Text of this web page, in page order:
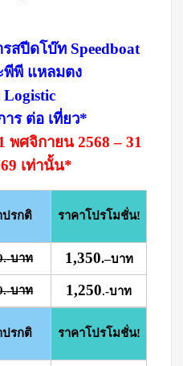
สปีดโบ๊ท Speedboat
พีพี แหลมตง
Logistic
ร ต่อ เที่ยว*
พศจิกายน 2568 – 31
เท่านั้น*
ปรกติ ราคาโปรโมชั่น!
บาท 1,350.–บาท
บาท 1,250.-บาท
ปรกติ ราคาโปรโมชั่น!